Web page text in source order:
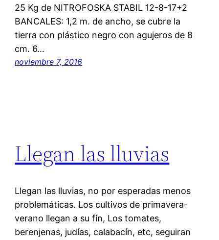
25 Kg de NITROFOSKA STABIL 12-8-17+2
BANCALES: 1,2 m. de ancho, se cubre la
tierra con plástico negro con agujeros de 8
cm. 6…
noviembre 7, 2016
Llegan las lluvias
Llegan las lluvias, no por esperadas menos
problemáticas. Los cultivos de primavera-
verano llegan a su fín, Los tomates,
berenjenas, judías, calabacín, etc, seguiran